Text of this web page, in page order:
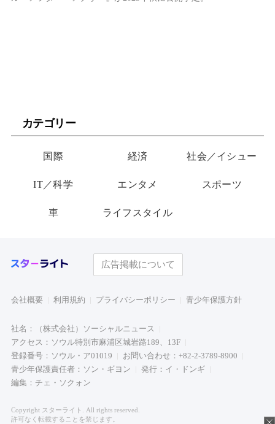
カテゴリー
国際 経済 社会／イシュー
IT／科学 エンタメ スポーツ
車 ライフスタイル
広告掲載について
会社概要 利用規約 プライバシーポリシー 青少年保護方針
社名：（株式会社）ソーシャルニュース
アクセス：ソウル特別市麻浦区城岩路189、13F
登録番号：ソウル・ア01019
お問い合わせ：+82-2-3789-8900
青少年保護責任者：ソン・ギヨン
発行：イ・ドンギ
編集：チェ・ソクォン
Copyright スターライト. All rights reserved.
許可なく転載することを禁じます。